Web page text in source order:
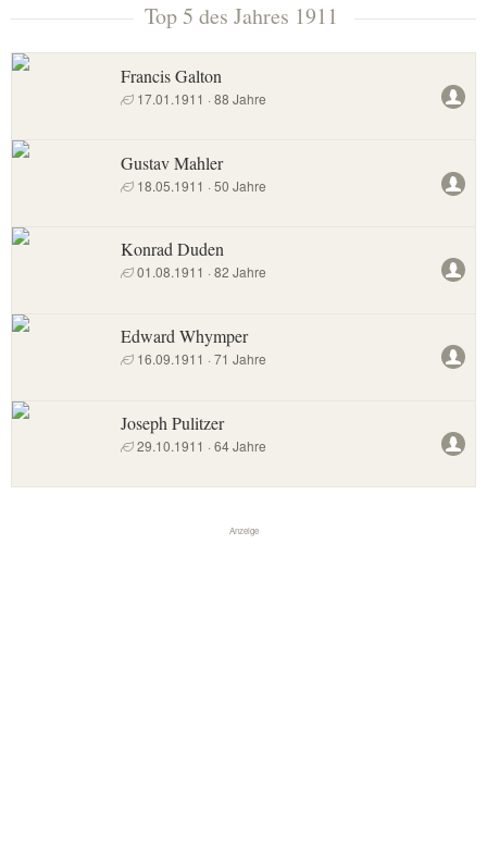
Top 5 des Jahres 1911
Francis Galton
17.01.1911 · 88 Jahre
Gustav Mahler
18.05.1911 · 50 Jahre
Konrad Duden
01.08.1911 · 82 Jahre
Edward Whymper
16.09.1911 · 71 Jahre
Joseph Pulitzer
29.10.1911 · 64 Jahre